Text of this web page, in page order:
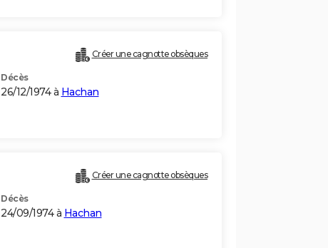
Créer une cagnotte obsèques
Décès
26/12/1974 à Hachan
Créer une cagnotte obsèques
Décès
24/09/1974 à Hachan